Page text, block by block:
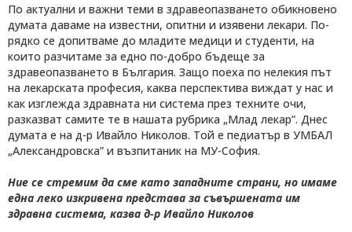
По актуални и важни теми в здравеопазването обикновено
думата даваме на известни, опитни и изявени лекари. По-
рядко се допитваме до младите медици и студенти, на
които разчитаме за едно по-добро бъдеще за
здравеопазването в България. Защо поеха по нелекия път
на лекарската професия, каква перспектива виждат у нас и
как изглежда здравната ни система през техните очи,
разказват самите те в нашата рубрика „Млад лекар”. Днес
думата е на д-р Ивайло Николов. Той е педиатър в УМБАЛ
„Александровска” и възпитаник на МУ-София.
Ние се стремим да сме като западните страни, но имаме
една леко изкривена представа за съвършената им
здравна система, казва д-р Ивайло Николов